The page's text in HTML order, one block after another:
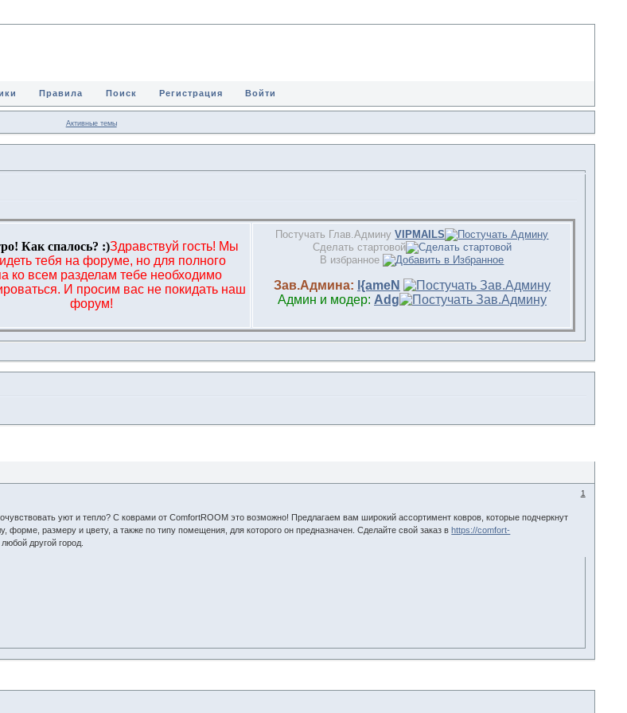
Правила Поиск Регистрация Войти
Активные темы
Как спалось? :)Здравствуй гость! Мы
тебя на форуме, но для полного
ко всем разделам тебе необходимо
И просим вас не покидать наш
форум!
Постучать Глав.АдминуVIPMAILS
Сделать стартовой
В избранное
Зав.Админа: l{ameN
Админ и модер: Adg
1
уют и тепло? С коврами от ComfortROOM это возможно! Предлагаем вам широкий ассортимент ковров, которые подчеркнут
размеру и цвету, а также по типу помещения, для которого он предназначен. Сделайте свой заказ в https://comfort-
другой город.